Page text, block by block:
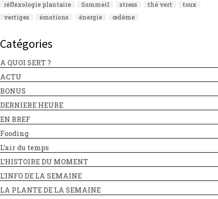
réflexologie plantaire
Sommeil stress thé vert
toux
vertiges
émotions énergie œdème
Catégories
A QUOI SERT ?
ACTU
BONUS
DERNIERE HEURE
EN BREF
Fooding
L'air du temps
L'HISTOIRE DU MOMENT
L'INFO DE LA SEMAINE
LA PLANTE DE LA SEMAINE